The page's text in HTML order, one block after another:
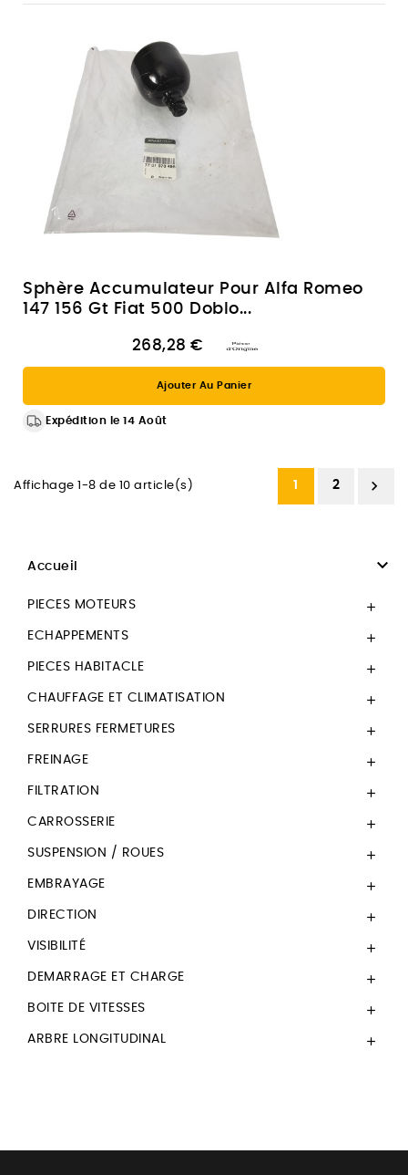
Sphère Accumulateur Pour Alfa Romeo
147 156 Gt Fiat 500 Doblo...
268,28 €
Ajouter Au Panier
Expédition le 14 Août
Affichage 1-8 de 10 article(s) 1 2 
Accueil 
PIECES MOTEURS 
ECHAPPEMENTS 
PIECES HABITACLE 
CHAUFFAGE ET CLIMATISATION 
SERRURES FERMETURES 
FREINAGE 
FILTRATION 
CARROSSERIE 
SUSPENSION / ROUES 
EMBRAYAGE 
DIRECTION 
VISIBILITÉ 
DEMARRAGE ET CHARGE 
BOITE DE VITESSES 
ARBRE LONGITUDINAL 